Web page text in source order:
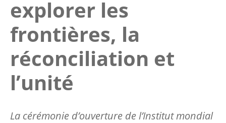
explorer les
frontières, la
réconciliation et
l’unité
La cérémonie d’ouverture de l’Institut mondial